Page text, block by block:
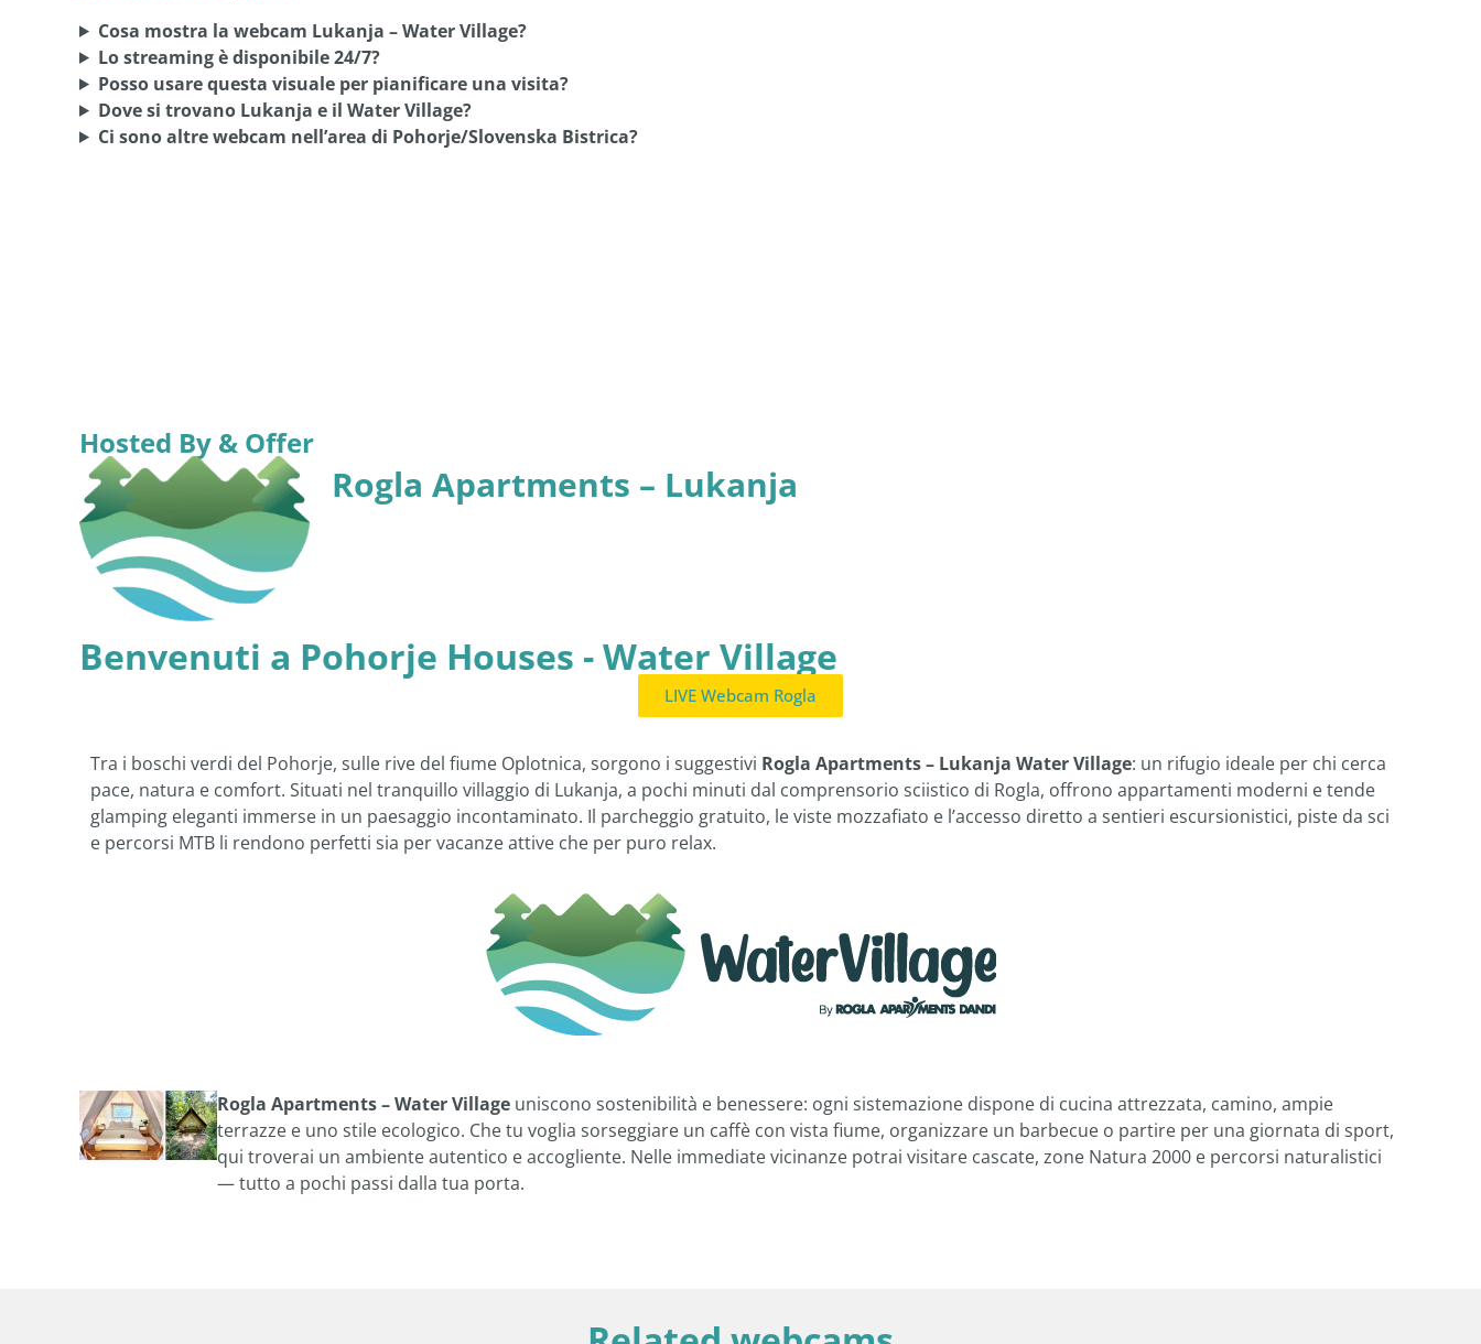
Cosa mostra la webcam Lukanja – Water Village?
Lo streaming è disponibile 24/7?
Posso usare questa visuale per pianificare una visita?
Dove si trovano Lukanja e il Water Village?
Ci sono altre webcam nell’area di Pohorje/Slovenska Bistrica?
Hosted By & Offer
Rogla Apartments – Lukanja
Benvenuti a Pohorje Houses - Water Village
LIVE Webcam Rogla
Tra i boschi verdi del Pohorje, sulle rive del fiume Oplotnica, sorgono i suggestivi Rogla Apartments – Lukanja Water Village: un rifugio ideale per chi cerca
pace, natura e comfort. Situati nel tranquillo villaggio di Lukanja, a pochi minuti dal comprensorio sciistico di Rogla, offrono appartamenti moderni e tende
glamping eleganti immerse in un paesaggio incontaminato. Il parcheggio gratuito, le viste mozzafiato e l’accesso diretto a sentieri escursionistici, piste da sci
e percorsi MTB li rendono perfetti sia per vacanze attive che per puro relax.
Rogla Apartments – Water Village uniscono sostenibilità e benessere: ogni sistemazione dispone di cucina attrezzata, camino, ampie
terrazze e uno stile ecologico. Che tu voglia sorseggiare un caffè con vista fiume, organizzare un barbecue o partire per una giornata di sport,
qui troverai un ambiente autentico e accogliente. Nelle immediate vicinanze potrai visitare cascate, zone Natura 2000 e percorsi naturalistici
— tutto a pochi passi dalla tua porta.